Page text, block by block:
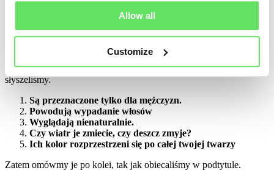
Allow all
Customize
Włókna włosów, które obalają mity
Być może spotkałeś się również z różnymi opiniami na temat
włókien włosów. Niezależnie od tego, czy przeczytałeś o nich w
Internecie, czy opowiedział ci o nich znajomy, nie wszystkie muszą
być prawdą. Przedstawiamy5 najpopularniejszych mitów,jakie
słyszeliśmy.
Są przeznaczone tylko dla mężczyzn.
Powodują wypadanie włosów
Wyglądają nienaturalnie.
Czy wiatr je zmiecie, czy deszcz zmyje?
Ich kolor rozprzestrzeni się po całej twojej twarzy
Zatem omówmy je po kolei, tak jak obiecaliśmy w podtytule.